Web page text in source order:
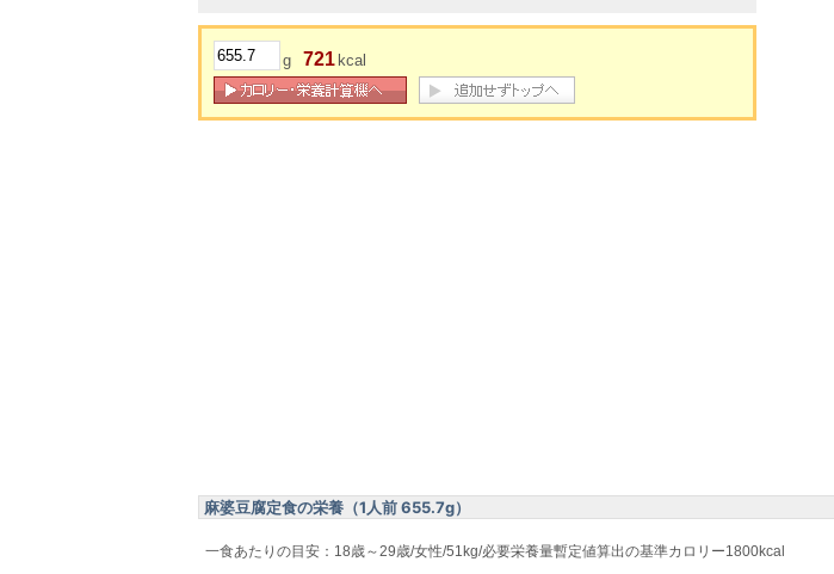
g 721 kcal
麻婆豆腐定食の栄養（1人前 655.7g）
一食あたりの目安：18歳～29歳/女性/51kg/必要栄養量暫定値算出の基準カロリー1800kcal